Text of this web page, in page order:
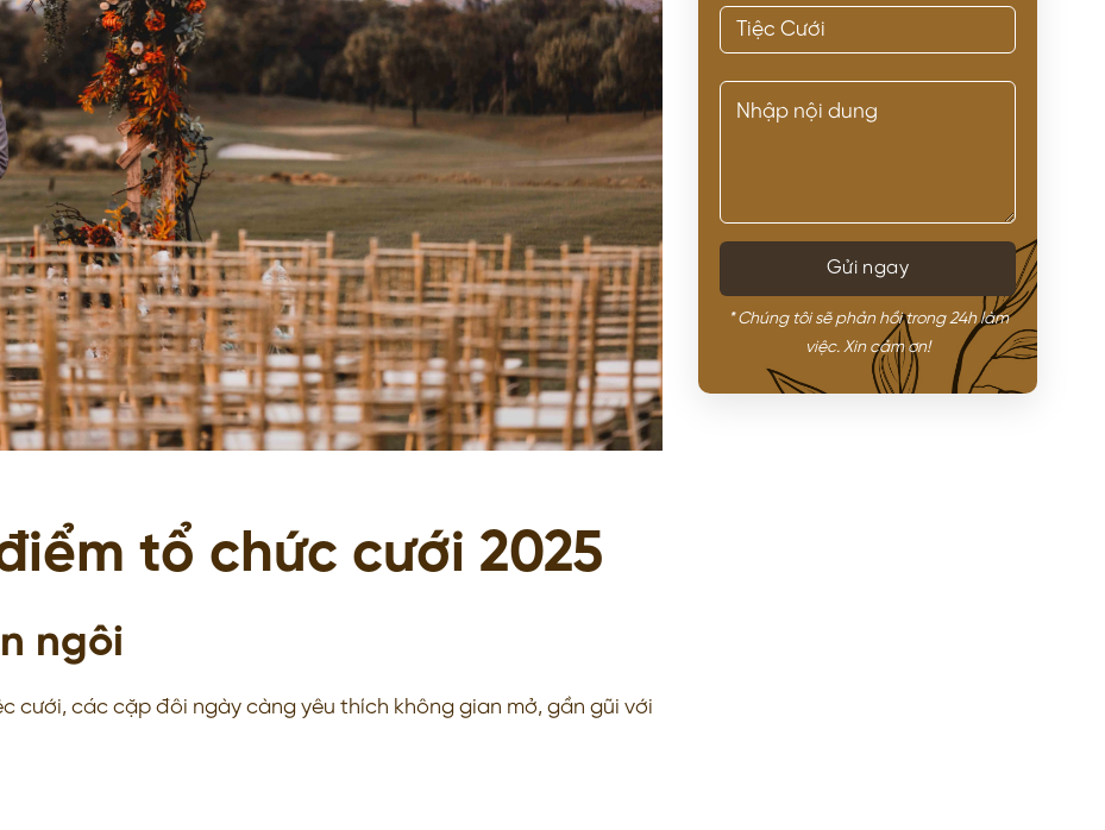
* Chúng tôi sẽ phản hồi trong 24h làm
việc. Xin cảm ơn!
tổ chức cưới 2025
ngôi
cưới, các cặp đôi ngày càng yêu thích không gian mở, gần gũi với